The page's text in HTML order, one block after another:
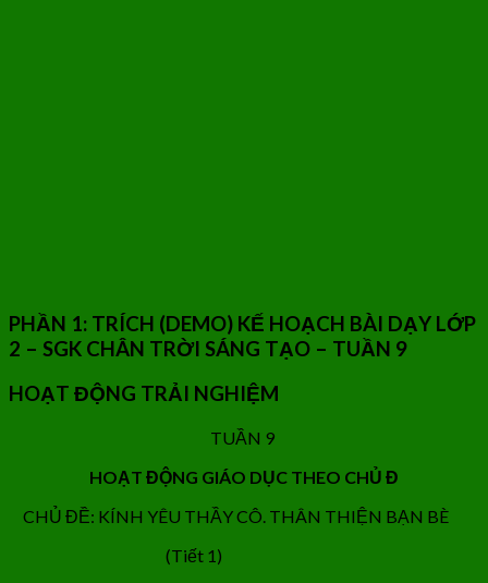
PHẦN 1: TRÍCH (DEMO) KẾ HOẠCH BÀI DẠY LỚP
2 – SGK CHÂN TRỜI SÁNG TẠO – TUẦN 9
HOẠT ĐỘNG TRẢI NGHIỆM
TUẦN 9
HOẠT ĐỘNG GIÁO DỤC THEO CHỦ Đ
CHỦ ĐỀ: KÍNH YÊU THẦY CÔ. THÂN THIỆN BẠN BÈ
(Tiết 1)